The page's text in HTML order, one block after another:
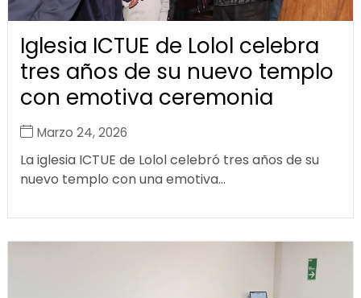
Iglesia ICTUE de Lolol celebra
tres años de su nuevo templo
con emotiva ceremonia
Marzo 24, 2026
La iglesia ICTUE de Lolol celebró tres años de su
nuevo templo con una emotiva...